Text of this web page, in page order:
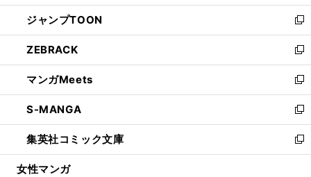
開
く
ウ
で
開
く
ン
ド
ウ
で
開
く
ウ
ィ
ン
ド
ウ
で
開
く
し
い
ウ
ィ
ン
ド
ウ
で
開
く
ジャンプTOON
新
し
い
ウ
ィ
ン
ド
ウ
で
開
ZEBRACK
新
し
い
ウ
ィ
ン
ド
ウ
マンガMeets
新
し
い
ウ
ィ
ン
S-MANGA
新
し
い
ウ
集英社コミック文庫
新
し
女性マンガ